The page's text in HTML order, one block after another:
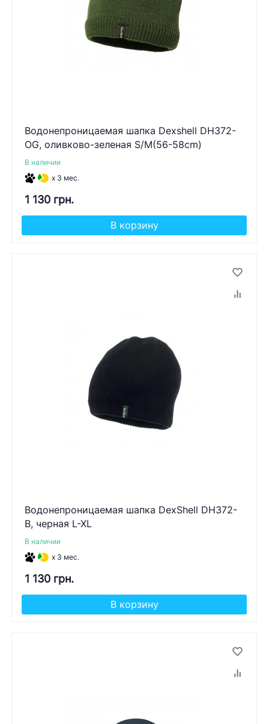
Водонепроницаемая шапка Dexshell DH372-
OG, оливково-зеленая S/M(56-58cm)
В наличии
x 3 мес.
1 130 грн.
В корзину
Водонепроницаемая шапка DexShell DH372-
B, черная L-XL
В наличии
x 3 мес.
1 130 грн.
В корзину